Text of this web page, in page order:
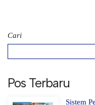
Cari
Pos Terbaru
Sistem